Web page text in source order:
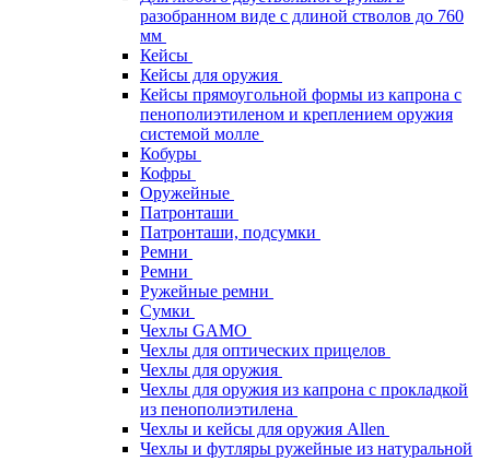
разобранном виде с длиной стволов до 760
мм
Кейсы
Кейсы для оружия
Кейсы прямоугольной формы из капрона с
пенополиэтиленом и креплением оружия
системой молле
Кобуры
Кофры
Оружейные
Патронташи
Патронташи, подсумки
Ремни
Ремни
Ружейные ремни
Сумки
Чехлы GAMO
Чехлы для оптических прицелов
Чехлы для оружия
Чехлы для оружия из капрона с прокладкой
из пенополиэтилена
Чехлы и кейсы для оружия Allen
Чехлы и футляры ружейные из натуральной